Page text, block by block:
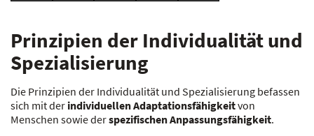
Prinzipien der Individualität und
Spezialisierung
Die Prinzipien der Individualität und Spezialisierung befassen
sich mit der individuellen Adaptationsfähigkeitvon
Menschen sowie derspezifischen Anpassungsfähigkeit.